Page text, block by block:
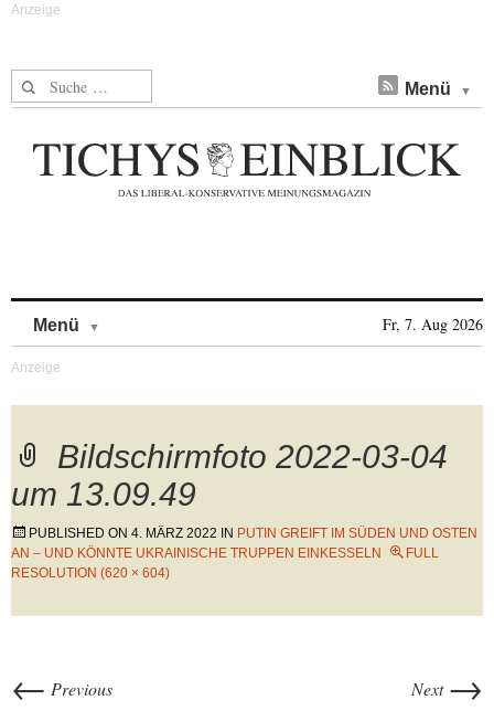
Suche nach: Menü
Menü Fr, 7. Aug 2026
Bildschirmfoto 2022-03-04
um 13.09.49
PUBLISHED ON 4. MÄRZ 2022 IN PUTIN GREIFT IM SÜDEN UND OSTEN
AN – UND KÖNNTE UKRAINISCHE TRUPPEN EINKESSELN
FULL
RESOLUTION (620 × 604)
← Previous Next →